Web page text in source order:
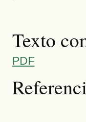
Texto
PDF